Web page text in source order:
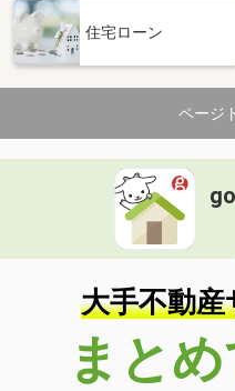
住宅ローン
ページ
大手不動産
まとめ